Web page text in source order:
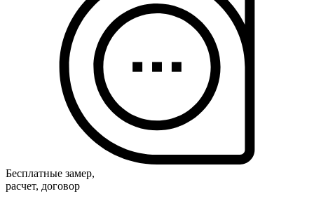
Бесплатные замер,
расчет, договор